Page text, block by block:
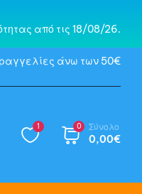
από τις 18/08/26.
άνω των 50€
1 0 Σύνολο
0,00€